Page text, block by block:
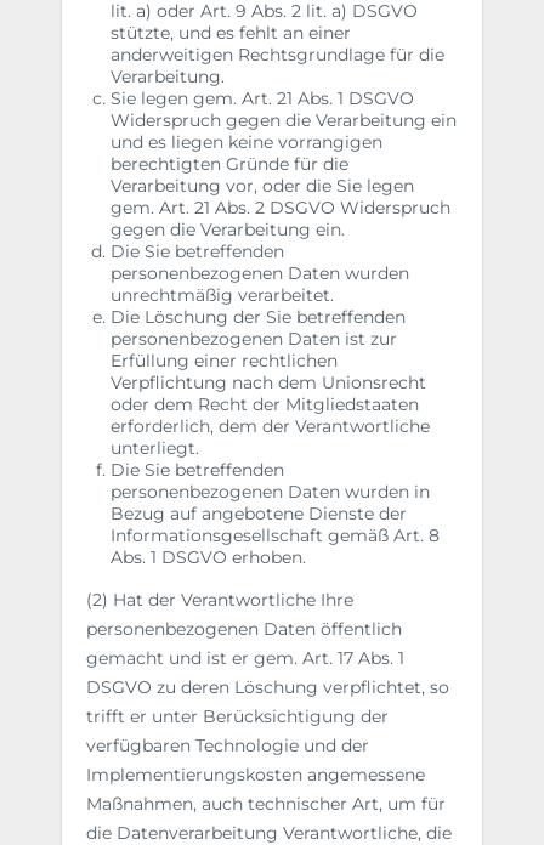
lit. a) oder Art. 9 Abs. 2 lit. a) DSGVO
stützte, und es fehlt an einer
anderweitigen Rechtsgrundlage für die
Verarbeitung.
Sie legen gem. Art. 21 Abs. 1 DSGVO
Widerspruch gegen die Verarbeitung ein
und es liegen keine vorrangigen
berechtigten Gründe für die
Verarbeitung vor, oder die Sie legen
gem. Art. 21 Abs. 2 DSGVO Widerspruch
gegen die Verarbeitung ein.
Die Sie betreffenden
personenbezogenen Daten wurden
unrechtmäßig verarbeitet.
Die Löschung der Sie betreffenden
personenbezogenen Daten ist zur
Erfüllung einer rechtlichen
Verpflichtung nach dem Unionsrecht
oder dem Recht der Mitgliedstaaten
erforderlich, dem der Verantwortliche
unterliegt.
Die Sie betreffenden
personenbezogenen Daten wurden in
Bezug auf angebotene Dienste der
Informationsgesellschaft gemäß Art. 8
Abs. 1 DSGVO erhoben.
(2) Hat der Verantwortliche Ihre
personenbezogenen Daten öffentlich
gemacht und ist er gem. Art. 17 Abs. 1
DSGVO zu deren Löschung verpflichtet, so
trifft er unter Berücksichtigung der
verfügbaren Technologie und der
Implementierungskosten angemessene
Maßnahmen, auch technischer Art, um für
die Datenverarbeitung Verantwortliche, die